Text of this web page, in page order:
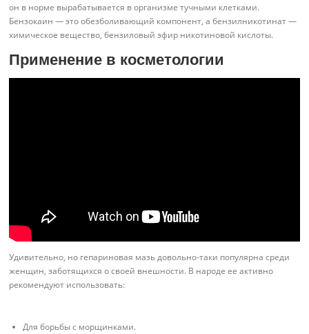
он в норме вырабатывается в организме тучными клетками.
Бензокаин — это обезболивающий компонент, а бензилникотинат —
химическое вещество, бензиловый эфир никотиновой кислоты.
Применение в косметологии
Удивительно, но гепариновая мазь довольно-таки популярна среди
женщин, заботящихся о своей внешности. В народе ее активно
рекомендуют использовать:
Для борьбы с морщинками.